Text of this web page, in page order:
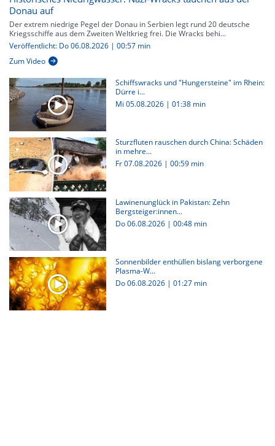
Donau auf
Der extrem niedrige Pegel der Donau in Serbien legt rund 20 deutsche
Kriegsschiffe aus dem Zweiten Weltkrieg frei. Die Wracks behi...
Veröffentlicht: Do 06.08.2026 | 00:57 min
Zum Video
Schiffswracks und "Hungersteine" im Rhein:
Dürre i...
Mi 05.08.2026 | 01:38 min
Sturzfluten rauschen durch China: Schäden
in mehre...
Fr 07.08.2026 | 00:59 min
Lawinenunglück in Pakistan: Zehn
Bergsteiger:innen...
Do 06.08.2026 | 00:48 min
Sonnenbilder enthüllen bislang verborgene
Plasma-W...
Do 06.08.2026 | 01:27 min